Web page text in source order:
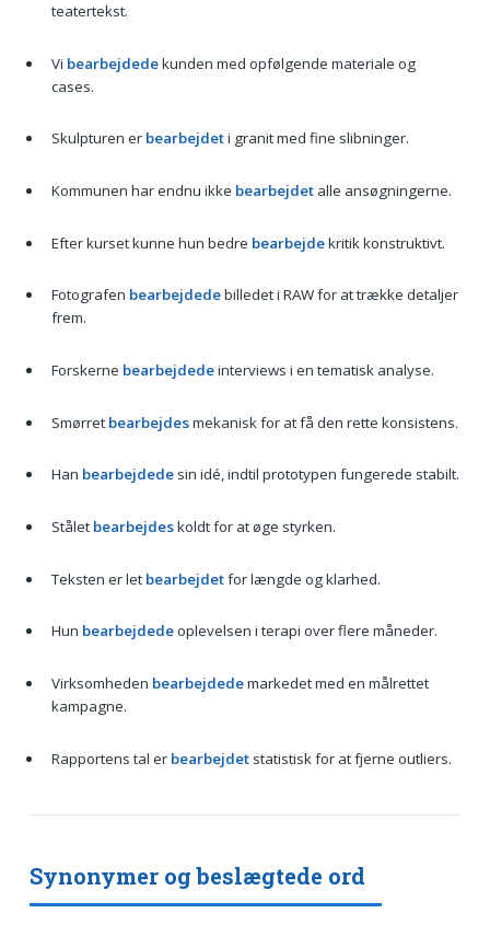
teatertekst.
Vi bearbejdedekunden med opfølgende materiale og
cases.
Skulpturen er bearbejdeti granit med fine slibninger.
Kommunen har endnu ikke bearbejdetalle ansøgningerne.
Efter kurset kunne hun bedre bearbejdekritik konstruktivt.
Fotografen bearbejdedebilledet i RAW for at trække detaljer
frem.
Forskerne bearbejdedeinterviews i en tematisk analyse.
Smørret bearbejdesmekanisk for at få den rette konsistens.
Han bearbejdedesin idé, indtil prototypen fungerede stabilt.
Stålet bearbejdeskoldt for at øge styrken.
Teksten er let bearbejdetfor længde og klarhed.
Hun bearbejdedeoplevelsen i terapi over flere måneder.
Virksomheden bearbejdedemarkedet med en målrettet
kampagne.
Rapportens tal er bearbejdetstatistisk for at fjerne outliers.
Synonymer og beslægtede ord